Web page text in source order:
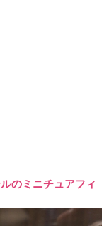
のミニチュアフィ